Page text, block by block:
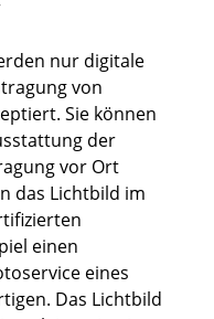
nur digitale
von
Sie können
der
vor Ort
das Lichtbild im
einen
eines
Das Lichtbild